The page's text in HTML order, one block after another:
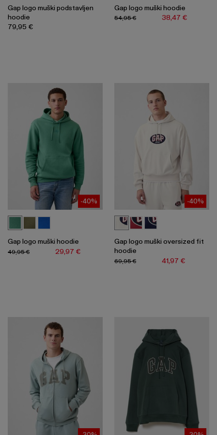
Gap logo muški podstavljen
hoodie
79,95 €
Gap logo muški hoodie
38,47 €
54,95 €
-40%
Gap logo muški hoodie
29,97 €
49,95 €
-40%
Gap logo muški oversized fit
hoodie
41,97 €
69,95 €